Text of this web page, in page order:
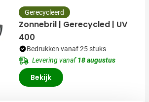
Gerecycleerd
Zonnebril | Gerecycled | UV
400
Bedrukken vanaf 25 stuks
Levering vanaf18 augustus
Bekijk